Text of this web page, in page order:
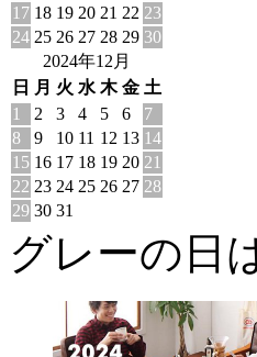
17 18 19 20 21 22 23
24 25 26 27 28 29 30
2024年12月
日
月 火 水 木 金 土
1
2 3 4 5 6
7
8
9 10 11 12 13 14
15 16 17 18 19 20 21
22 23 24 25 26 27 28
29 30 31
グレーの日